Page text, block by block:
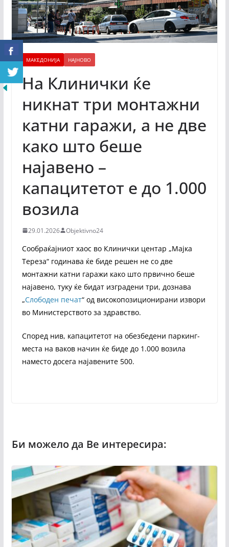
МАКЕДОНИЈА НАЈНОВО
На Клинички ќе
никнат три монтажни
катни гаражи, а не две
како што беше
најавено –
капацитетот е до 1.000
возила
29.01.2026 Objektivno24
Сообраќајниот хаос во Клинички центар „Мајка
Тереза“ годинава ќе биде решен не со две
монтажни катни гаражи како што првично беше
најавено, туку ќе бидат изградени три, дознава
„Слободен печат“ од високопозиционирани извори
во Министерството за здравство.
Според нив, капацитетот на обезбедени паркинг-
места на ваков начин ќе биде до 1.000 возила
наместо досега најавените 500.